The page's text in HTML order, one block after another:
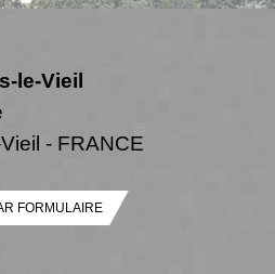
le-Vieil
- FRANCE
FORMULAIRE